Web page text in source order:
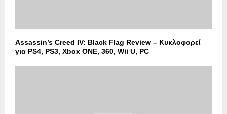
Assassin’s Creed IV: Black Flag Review – Κυκλοφορεί
για PS4, PS3, Xbox ONE, 360, Wii U, PC